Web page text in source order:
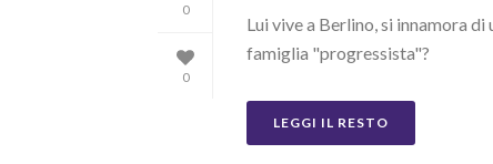
0
0
Lui vive a Berlino, si innamora
famiglia "progressista"?
LEGGI IL RESTO